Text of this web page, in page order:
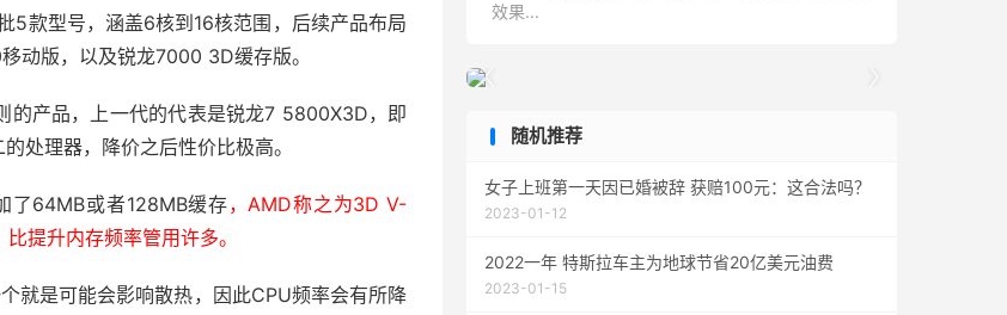
款型号，涵盖6核到16核范围，后续产品布局
动版，以及锐龙7000 3D缓存版。
产品，上一代的代表是锐龙7 5800X3D，即
处理器，降价之后性价比极高。
了64MB或者128MB缓存，AMD称之为3D V-
提升内存频率管用许多。
就是可能会影响散热，因此CPU频率会有所降
效果...

随机推荐
女子上班第一天因已婚被辞 获赔100元：这合法吗？
2023-01-12
2022一年 特斯拉车主为地球节省20亿美元油费
2023-01-15